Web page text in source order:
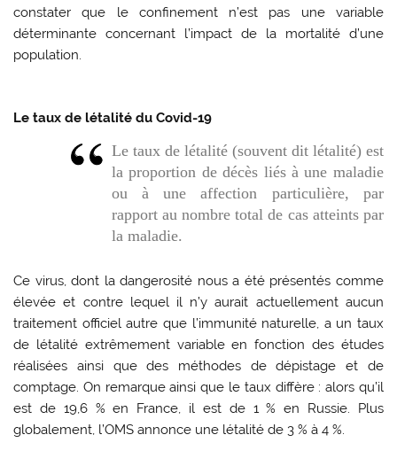
constater que le confinement n’est pas une variable
déterminante concernant l’impact de la mortalité d’une
population.
Le taux de létalité du Covid-19
Le taux de létalité (souvent dit létalité) est
la proportion de décès liés à une maladie
ou à une affection particulière, par
rapport au nombre total de cas atteints par
la maladie.
Ce virus, dont la dangerosité nous a été présentés comme
élevée et contre lequel il n’y aurait actuellement aucun
traitement officiel autre que l’immunité naturelle, a un taux
de létalité extrêmement variable en fonction des études
réalisées ainsi que des méthodes de dépistage et de
comptage. On remarque ainsi que le taux diffère : alors qu’il
est de 19,6 % en France, il est de 1 % en Russie. Plus
globalement, l’OMS annonce une létalité de 3 % à 4 %.